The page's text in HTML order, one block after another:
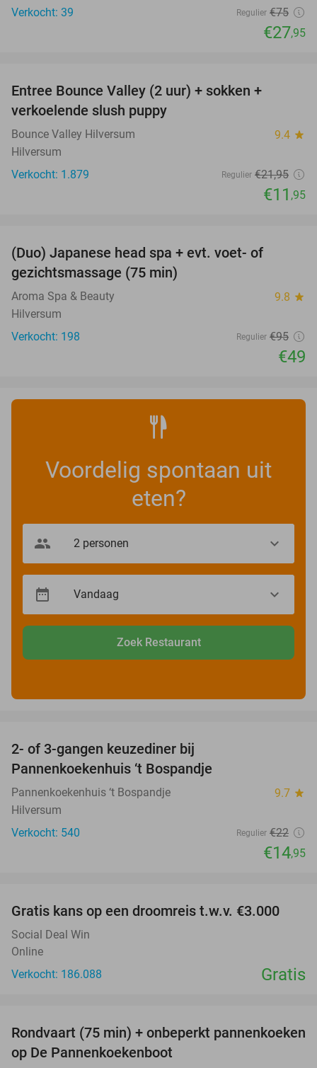
Verkocht: 39
Regulier €75
€27,95
Entree Bounce Valley (2 uur) + sokken +
verkoelende slush puppy
Bounce Valley Hilversum 9.4 star
Hilversum
Verkocht: 1.879
Regulier €21,95
€11 ,95
(Duo) Japanese head spa + evt. voet- of
gezichtsmassage (75 min)
Aroma Spa & Beauty 9.8 star
Hilversum
Verkocht: 198
Regulier €95
€49
Voordelig spontaan uit
eten?
Zoek Restaurant
2- of 3-gangen keuzediner bij
Pannenkoekenhuis ‘t Bospandje
Pannenkoekenhuis ‘t Bospandje 9.7 star
Hilversum
Verkocht: 540
Regulier €22
€14,95
Gratis kans op een droomreis t.w.v. €3.000
Social Deal Win
Online
Verkocht: 186.088
Gratis
30%
Rondvaart (75 min) + onbeperkt pannenkoeken
op De Pannenkoekenboot